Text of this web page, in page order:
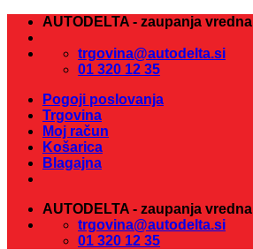
Skoči
vsebino
AUTODELTA - zaupanja vredna
trgovina@autodelta.si
01 320 12 35
Pogoji poslovanja
Trgovina
Moj račun
Košarica
Blagajna
AUTODELTA - zaupanja vredna
trgovina@autodelta.si
01 320 12 35